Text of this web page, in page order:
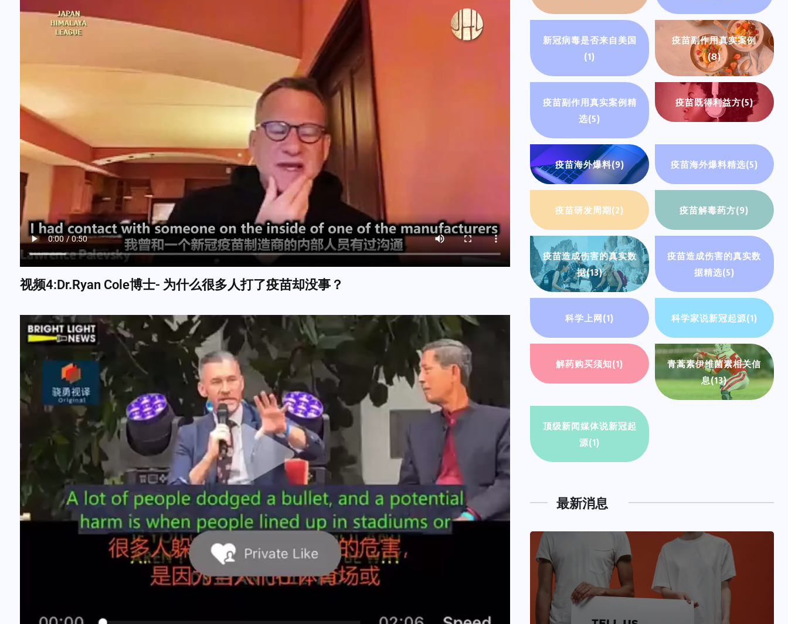
视频4:Dr.Ryan Cole博士- 为什么很多人打了疫苗却没事？
新冠病毒是否来自美国
(1)
疫苗副作用真实案例
(8)
疫苗副作用真实案例精
选(5)
疫苗既得利益方(5)
疫苗海外爆料(9) 疫苗海外爆料精选(5)
疫苗研发周期(2) 疫苗解毒药方(9)
疫苗造成伤害的真实数
据(13)
疫苗造成伤害的真实数
据精选(5)
科学上网(1) 科学家说新冠起源(1)
解药购买须知(1)
青蒿素伊维菌素相关信
息(13)
顶级新闻媒体说新冠起
源(1)
最新消息